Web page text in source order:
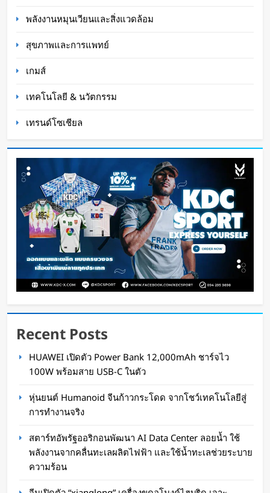
ระหว่างเมือง ช่วยหารค่าน้ำมันและค่าทางด่วน
WaWaW Content 3 วัน ago
Disney+ จับมือ TikTok ดึงครีเอเตอร์เข้าแอป
เปลี่ยนแฟนคลับให้เป็นผู้สร้างคอนเทนต์
Oat Content 3 วัน ago
พลังงานหมุนเวียนและสิ่งแวดล้อม
สุขภาพและการแพทย์
เกมส์
เทคโนโลยี & นวัตกรรม
เทรนด์โซเชียล
Recent Posts
HUAWEI เปิดตัว Power Bank 12,000mAh ชาร์จไว
100W พร้อมสาย USB-C ในตัว
หุ่นยนต์ Humanoid จีนก้าวกระโดด จากโชว์เทคโนโลยีสู่
การทำงานจริง
สตาร์ทอัพรัฐออริกอนพัฒนา AI Data Center ลอยน้ำ ใช้
พลังงานจากคลื่นทะเลผลิตไฟฟ้า และใช้น้ำทะเลช่วยระบาย
ความร้อน